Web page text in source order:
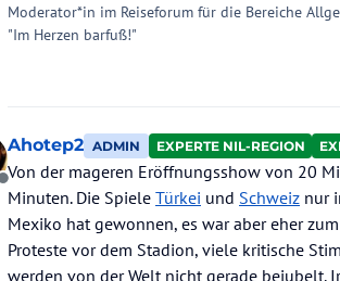
Moderator*in im Reiseforum für die Bereiche
"Im Herzen barfuß!"
Offline
Ahotep2 ADMIN EXPERTE NIL-REGION
Von der mageren Eröffnungsshow von 20
Minuten. Die Spiele Türkei und Schweiz nur
Mexiko hat gewonnen, es war aber eher
Proteste vor dem Stadion, viele kritische
werden von der Welt nicht gerade bejubelt.